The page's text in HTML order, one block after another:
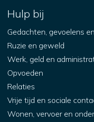
Hulp bij
Gedachten, gevoelens
Ruzie en geweld
Werk, geld en
Opvoeden
Relaties
Vrije tijd en sociale
Wonen, vervoer en